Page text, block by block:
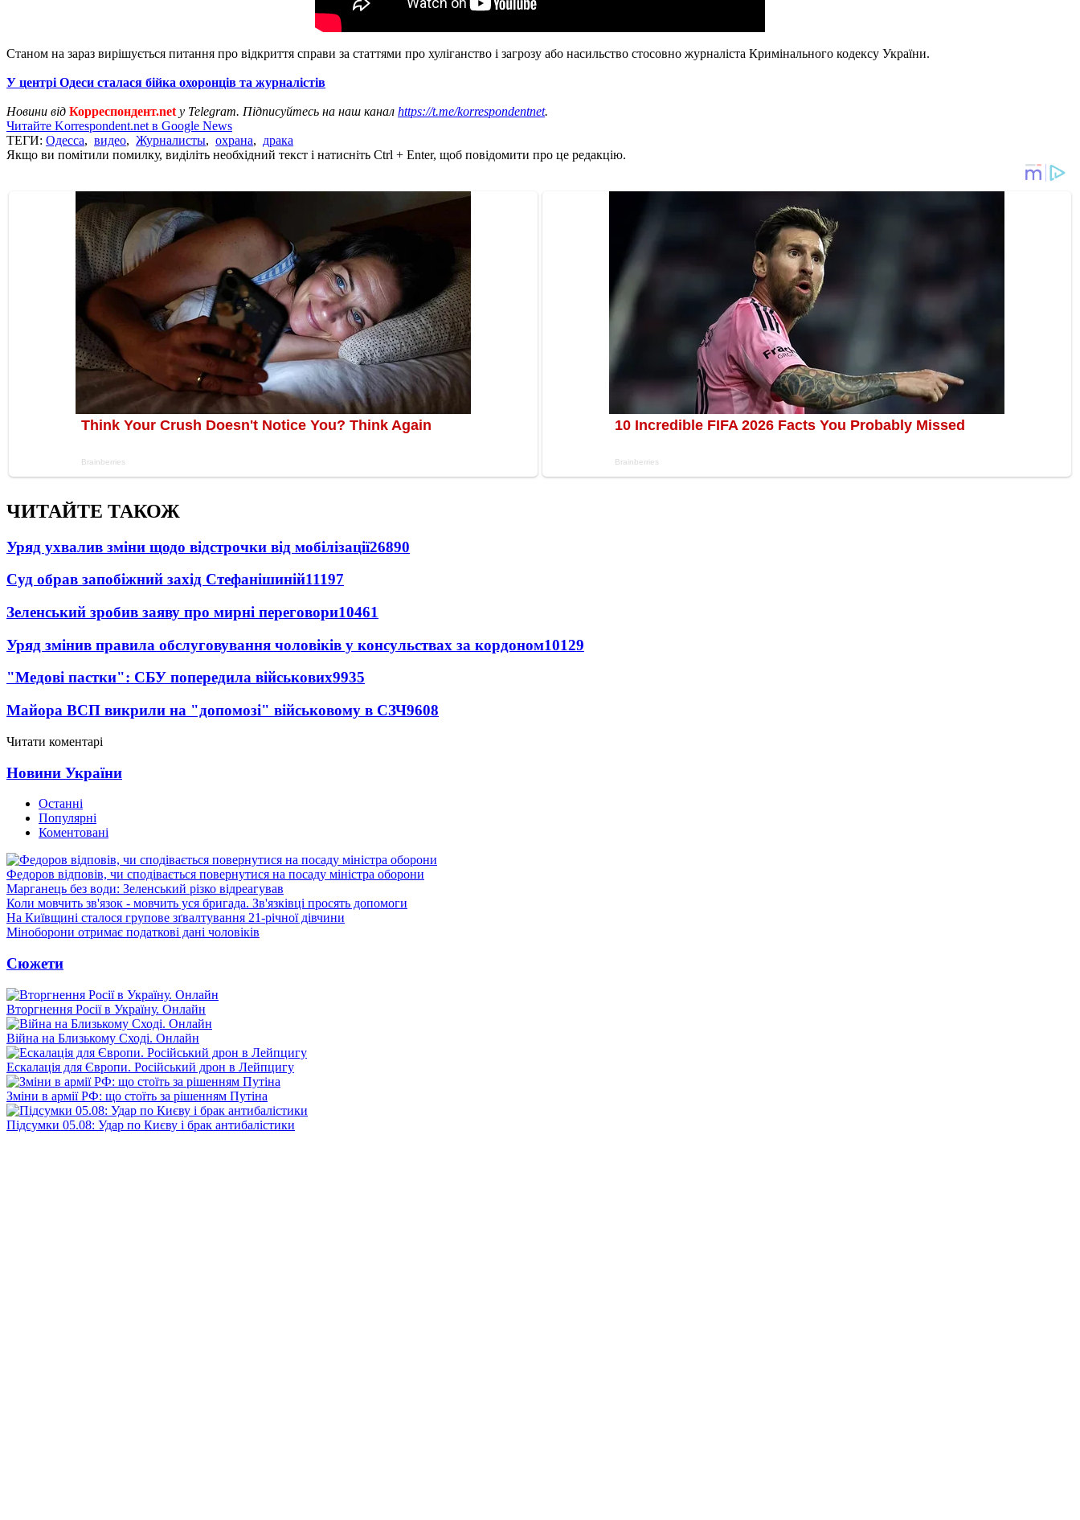
Станом на зараз вирішується питання про відкриття справи за статтями про хуліганство і загрозу або насильство стосовно журналіста Кримінального кодексу України.
У центрі Одеси сталася бійка охоронців та журналістів
Новини від Корреспондент.net у Telegram. Підписуйтесь на наш канал https://t.me/korrespondentnet.
Читайте Korrespondent.net в Google News
ТЕГИ: Одесса, видео, Журналисты, охрана, драка
Якщо ви помітили помилку, виділіть необхідний текст і натисніть Ctrl + Enter, щоб повідомити про це редакцію.
ЧИТАЙТЕ ТАКОЖ
Уряд ухвалив зміни щодо відстрочки від мобілізації26890
Суд обрав запобіжний захід Стефанішиній11197
Зеленський зробив заяву про мирні переговори10461
Уряд змінив правила обслуговування чоловіків у консульствах за кордоном10129
"Медові пастки": СБУ попередила військових9935
Майора ВСП викрили на "допомозі" військовому в СЗЧ9608
Читати коментарі
Новини України
Останні
Популярні
Коментовані
Федоров відповів, чи сподівається повернутися на посаду міністра оборони
Марганець без води: Зеленський різко відреагував
Коли мовчить зв'язок - мовчить уся бригада. Зв'язківці просять допомоги
На Київщині сталося групове зґвалтування 21-річної дівчини
Міноборони отримає податкові дані чоловіків
Сюжети
Вторгнення Росії в Україну. Онлайн
Війна на Близькому Сході. Онлайн
Ескалація для Європи. Російський дрон в Лейпцигу
Зміни в армії РФ: що стоїть за рішенням Путіна
Підсумки 05.08: Удар по Києву і брак антибалістики